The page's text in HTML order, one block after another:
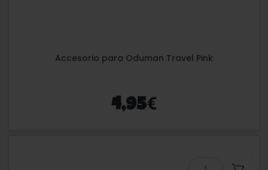
Accesorio para Oduman Travel Pink
4,95€